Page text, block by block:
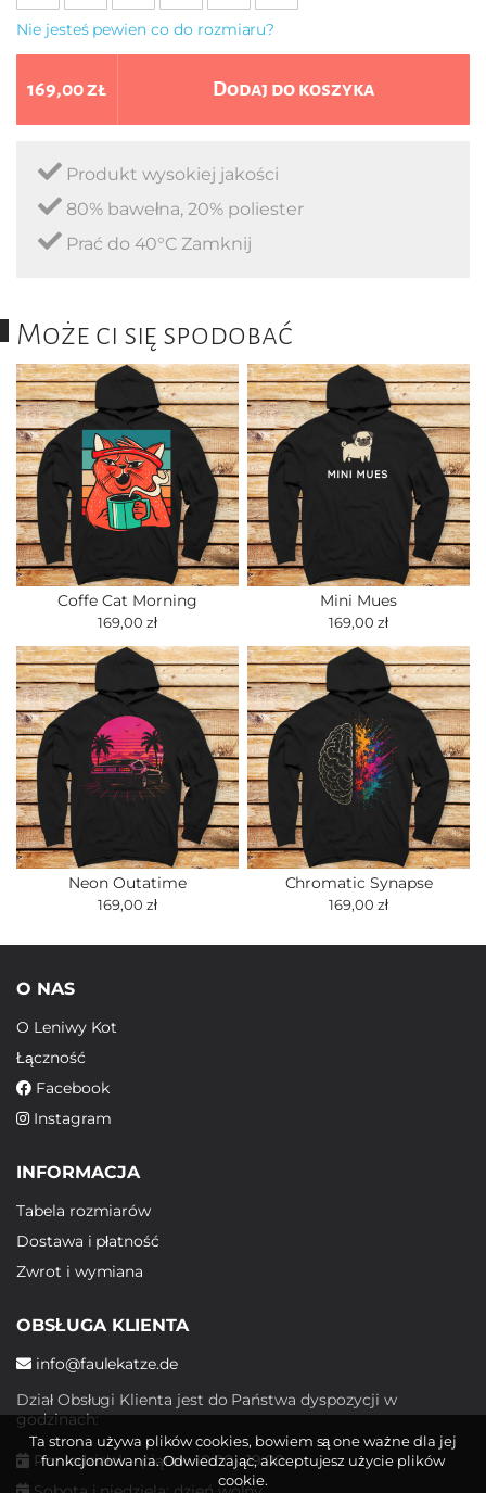
Nie jesteś pewien co do rozmiaru?
169,00 zł Dodaj do koszyka
Produkt wysokiej jakości
80% bawełna, 20% poliester
Prać do 40°C Zamknij
Może ci się spodobać
Coffe Cat Morning
169,00 zł
Mini Mues
169,00 zł
Neon Outatime
169,00 zł
Chromatic Synapse
169,00 zł
O NAS
O Leniwy Kot
Łączność
Facebook
Instagram
INFORMACJA
Tabela rozmiarów
Dostawa i płatność
Zwrot i wymiana
OBSŁUGA KLIENTA
info@faulekatze.de
Dział Obsługi Klienta jest do Państwa dyspozycji w
godzinach:
Poniedziałek - piątek: 10:00 - 19:00
Ta strona używa plików cookies, bowiem są one ważne dla jej
funkcjonowania. Odwiedzając, akceptujesz użycie plików
cookie.